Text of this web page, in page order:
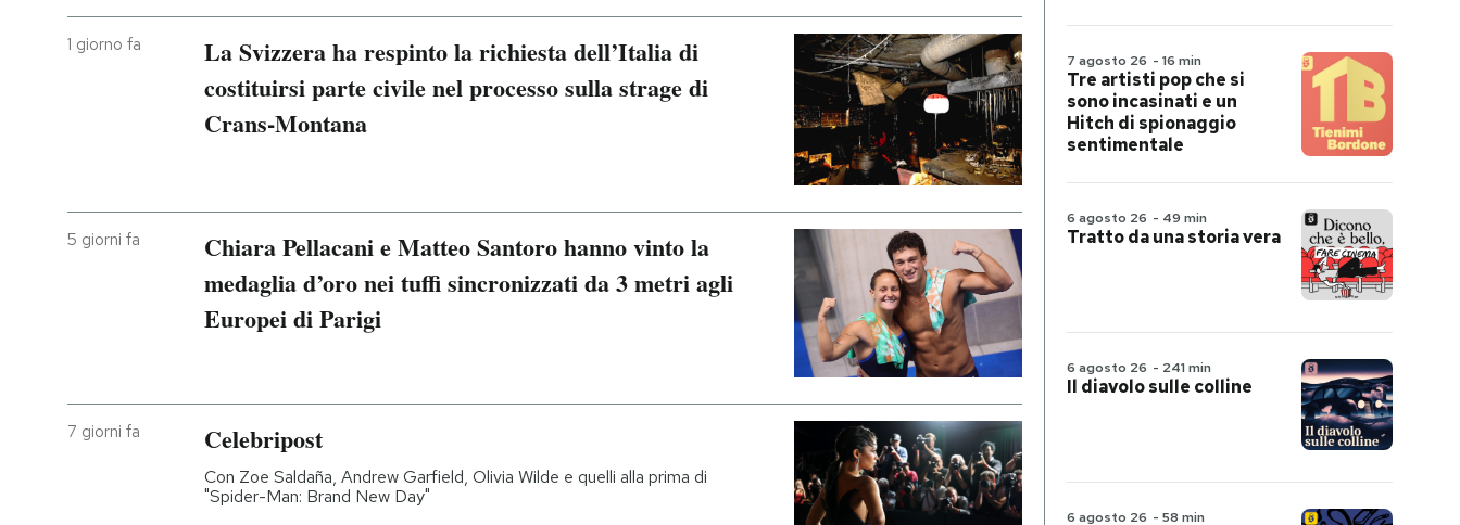
1 giorno fa
La Svizzera ha respinto la richiesta dell’Italia di
costituirsi parte civile nel processo sulla strage di
Crans-Montana
5 giorni fa
Chiara Pellacani e Matteo Santoro hanno vinto la
medaglia d’oro nei tuffi sincronizzati da 3 metri agli
Europei di Parigi
7 giorni fa Celebripost
Con Zoe Saldaña, Andrew Garfield, Olivia Wilde e quelli alla prima di
"Spider-Man: Brand New Day"
7 agosto 26 - 16 min
Tre artisti pop che si
sono incasinati e un
Hitch di spionaggio
sentimentale
6 agosto 26 - 49 min
Tratto da una storia vera
6 agosto 26 - 241 min
Il diavolo sulle colline
6 agosto 26 - 58 min